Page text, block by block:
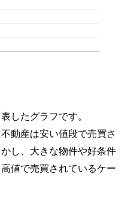
したグラフです。
動産は安い値段で売買さ
し、大きな物件や好条件
値で売買されているケー